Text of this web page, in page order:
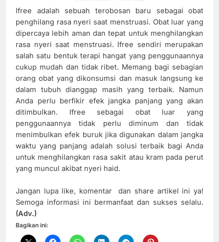
Ifree adalah sebuah terobosan baru sebagai obat
penghilang rasa nyeri saat menstruasi. Obat luar yang
dipercaya lebih aman dan tepat untuk menghilangkan
rasa nyeri saat menstruasi. Ifree sendiri merupakan
salah satu bentuk terapi hangat yang penggunaannya
cukup mudah dan tidak ribet. Memang bagi sebagian
orang obat yang dikonsumsi dan masuk langsung ke
dalam tubuh dianggap masih yang terbaik. Namun
Anda perlu berfikir efek jangka panjang yang akan
ditimbulkan. Ifree sebagai obat luar yang
penggunaannya tidak perlu diminum dan tidak
menimbulkan efek buruk jika digunakan dalam jangka
waktu yang panjang adalah solusi terbaik bagi Anda
untuk menghilangkan rasa sakit atau kram pada perut
yang muncul akibat nyeri haid.
Jangan lupa like, komentar dan share artikel ini ya!
Semoga informasi ini bermanfaat dan sukses selalu.
(Adv.)
Bagikan ini: